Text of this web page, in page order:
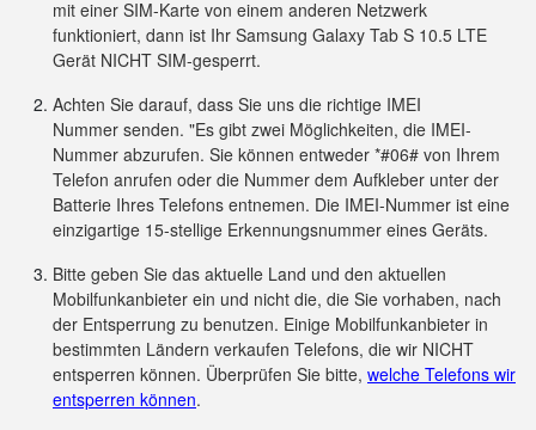
mit einer SIM-Karte von einem anderen Netzwerk
funktioniert, dann ist Ihr Samsung Galaxy Tab S 10.5 LTE
Gerät NICHT SIM-gesperrt.
Achten Sie darauf, dass Sie uns die richtige IMEI
Nummer senden. "Es gibt zwei Möglichkeiten, die IMEI-
Nummer abzurufen. Sie können entweder *#06# von Ihrem
Telefon anrufen oder die Nummer dem Aufkleber unter der
Batterie Ihres Telefons entnemen. Die IMEI-Nummer ist eine
einzigartige 15-stellige Erkennungsnummer eines Geräts.
Bitte geben Sie das aktuelle Land und den aktuellen
Mobilfunkanbieter ein und nicht die, die Sie vorhaben, nach
der Entsperrung zu benutzen. Einige Mobilfunkanbieter in
bestimmten Ländern verkaufen Telefons, die wir NICHT
entsperren können. Überprüfen Sie bitte, welche Telefons wir
entsperren können.